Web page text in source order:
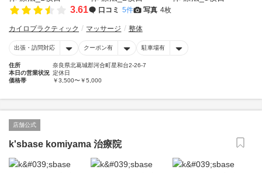
3.61 口コミ 5件 写真 4枚
カイロプラクティック マッサージ 整体
出張・訪問対応 クーポン有 駐車場有
住所
奈良県北葛城郡河合町星和台2-26-7
本日の営業状況 定休日
価格帯
￥3,500〜￥5,000
店舗公式
k'sbase komiyama 治療院